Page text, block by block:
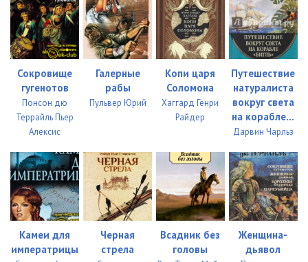
Сокровище
гугенотов
Понсон дю
Террайль Пьер
Алексис
Галерные
рабы
Пульвер Юрий
Копи царя
Соломона
Хаггард Генри
Райдер
Путешествие
натуралиста
вокруг света
на корабле...
Дарвин Чарльз
Камеи для
императрицы
Черная
стрела
Всадник без
головы
Женщина-
дьявол